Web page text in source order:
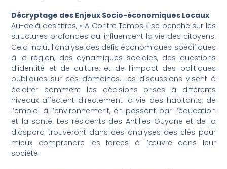
Décryptage des Enjeux Socio-économiques Locaux
Au-delà des titres, « A Contre Temps » se penche sur les
structures profondes qui influencent la vie des citoyens.
Cela inclut l’analyse des défis économiques spécifiques
à la région, des dynamiques sociales, des questions
d’identité et de culture, et de l’impact des politiques
publiques sur ces domaines. Les discussions visent à
éclairer comment les décisions prises à différents
niveaux affectent directement la vie des habitants, de
l’emploi à l’environnement, en passant par l’éducation
et la santé. Les résidents des Antilles-Guyane et de la
diaspora trouveront dans ces analyses des clés pour
mieux comprendre les forces à l’œuvre dans leur
société.